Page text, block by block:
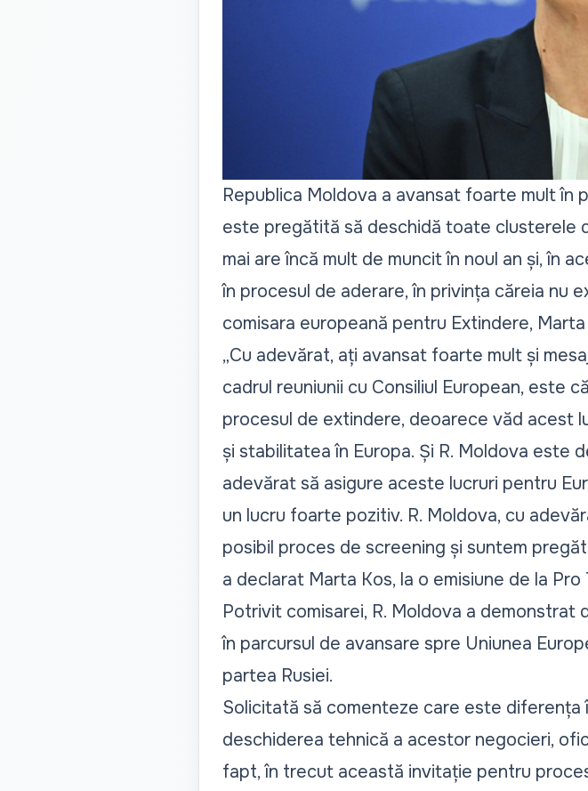
Republica Moldova a avansat foarte mult în
este pregătită să deschidă toate clusterele
mai are încă mult de muncit în noul an și, în
în procesul de aderare, în privința căreia nu
comisara europeană pentru Extindere, Marta
„Cu adevărat, ați avansat foarte mult și
cadrul reuniunii cu Consiliul European, este
procesul de extindere, deoarece văd acest
și stabilitatea în Europa. Și R. Moldova este
adevărat să asigure aceste lucruri pentru
un lucru foarte pozitiv. R. Moldova, cu
posibil proces de screening și suntem
a declarat Marta Kos, la o emisiune de la Pro
Potrivit comisarei, R. Moldova a demonstrat
în parcursul de avansare spre Uniunea
partea Rusiei.
Solicitată să comenteze care este
deschiderea tehnică a acestor negocieri,
fapt, în trecut această invitație pentru